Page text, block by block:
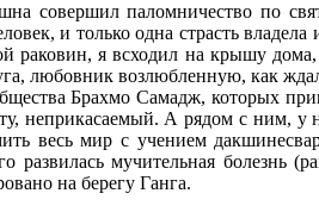
совершил паломничество по
и только одна страсть
раковин, я всходил на крышу
любовник возлюбленную, как
Брахмо Самадж, которых
неприкасаемый. А рядом с ним,
весь мир с учением
развилась мучительная болезнь
на берегу Ганга.